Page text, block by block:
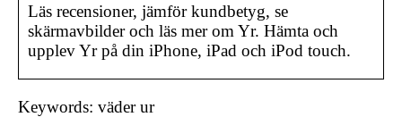
Läs recensioner, jämför kundbetyg, se
skärmavbilder och läs mer om Yr. Hämta och
upplev Yr på din iPhone, iPad och iPod touch.
Keywords: väder ur